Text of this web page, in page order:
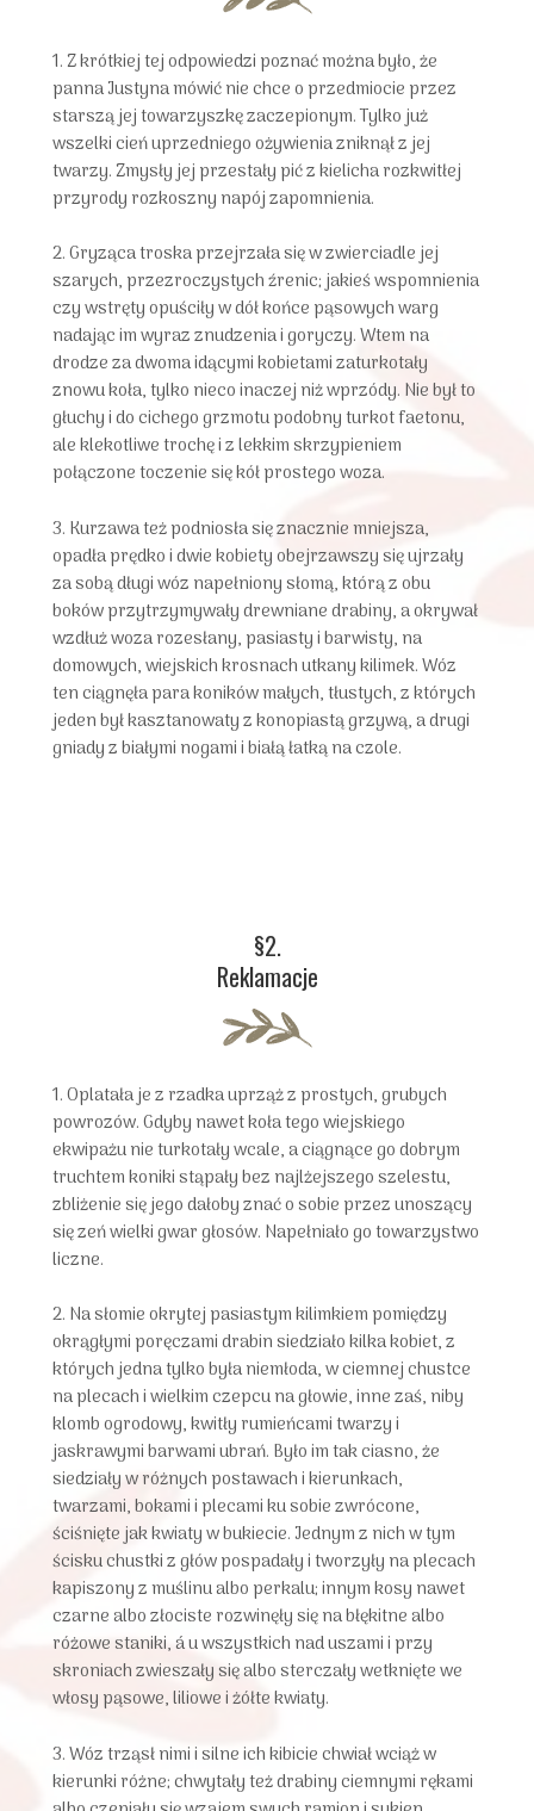
1. Z krótkiej tej odpowiedzi poznać można było, że
panna Justyna mówić nie chce o przedmiocie przez
starszą jej towarzyszkę zaczepionym. Tylko już
wszelki cień uprzedniego ożywienia zniknął z jej
twarzy. Zmysły jej przestały pić z kielicha rozkwitłej
przyrody rozkoszny napój zapomnienia.
2. Gryząca troska przejrzała się w zwierciadle jej
szarych, przezroczystych źrenic; jakieś wspomnienia
czy wstręty opuściły w dół końce pąsowych warg
nadając im wyraz znudzenia i goryczy. Wtem na
drodze za dwoma idącymi kobietami zaturkotały
znowu koła, tylko nieco inaczej niż wprzódy. Nie był to
głuchy i do cichego grzmotu podobny turkot faetonu,
ale klekotliwe trochę i z lekkim skrzypieniem
połączone toczenie się kół prostego woza.
3. Kurzawa też podniosła się znacznie mniejsza,
opadła prędko i dwie kobiety obejrzawszy się ujrzały
za sobą długi wóz napełniony słomą, którą z obu
boków przytrzymywały drewniane drabiny, a okrywał
wzdłuż woza rozesłany, pasiasty i barwisty, na
domowych, wiejskich krosnach utkany kilimek. Wóz
ten ciągnęła para koników małych, tłustych, z których
jeden był kasztanowaty z konopiastą grzywą, a drugi
gniady z białymi nogami i białą łatką na czole.
§2.
Reklamacje
1. Oplatała je z rzadka uprząż z prostych, grubych
powrozów. Gdyby nawet koła tego wiejskiego
ekwipażu nie turkotały wcale, a ciągnące go dobrym
truchtem koniki stąpały bez najlżejszego szelestu,
zbliżenie się jego dałoby znać o sobie przez unoszący
się zeń wielki gwar głosów. Napełniało go towarzystwo
liczne.
2. Na słomie okrytej pasiastym kilimkiem pomiędzy
okrągłymi poręczami drabin siedziało kilka kobiet, z
których jedna tylko była niemłoda, w ciemnej chustce
na plecach i wielkim czepcu na głowie, inne zaś, niby
klomb ogrodowy, kwitły rumieńcami twarzy i
jaskrawymi barwami ubrań. Było im tak ciasno, że
siedziały w różnych postawach i kierunkach,
twarzami, bokami i plecami ku sobie zwrócone,
ściśnięte jak kwiaty w bukiecie. Jednym z nich w tym
ścisku chustki z głów pospadały i tworzyły na plecach
kapiszony z muślinu albo perkalu; innym kosy nawet
czarne albo złociste rozwinęły się na błękitne albo
różowe staniki, á u wszystkich nad uszami i przy
skroniach zwieszały się albo sterczały wetknięte we
włosy pąsowe, liliowe i żółte kwiaty.
3. Wóz trząsł nimi i silne ich kibicie chwiał wciąż w
kierunki różne; chwytały też drabiny ciemnymi rękami